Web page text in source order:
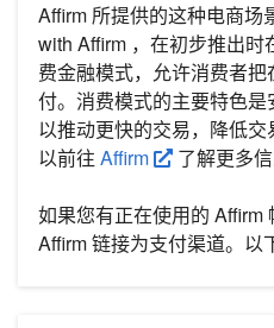
Affirm 所提供的这种电商场
with Affirm ，在初步推出时
费金融模式，允许消费者
付。消费模式的主要特色
以推动更快的交易，降低
以前往 Affirm 了解更多信
如果您有正在使用的 Affirm
Affirm 链接为支付渠道。以